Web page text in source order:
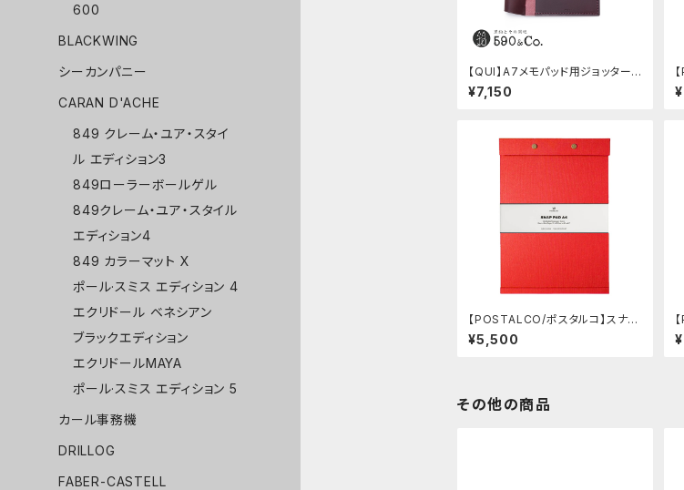
【QUI】A7メモパッド用ジョッター・
ブッテーロ (ワイン)
¥7,150
【POSTALCO/ポスタルコ】スナッ
プパッド SQ A4 (Signal Red)
¥5,500
その他の商品
600
BLACKWING
シーカンパニー
CARAN D'ACHE
849 クレーム・ユア・スタイ
ル エディション3
849ローラーボールゲル
849クレーム・ユア・スタイル
エディション4
849 カラーマット X
ポール·スミス エディション 4
エクリドール ベネシアン
ブラックエディション
エクリドールMAYA
ポール·スミス エディション 5
カール事務機
DRILLOG
FABER-CASTELL